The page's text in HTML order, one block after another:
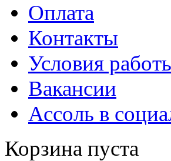
Оплата
Контакты
Условия
Вакансии
Ассоль в
Корзина пуста